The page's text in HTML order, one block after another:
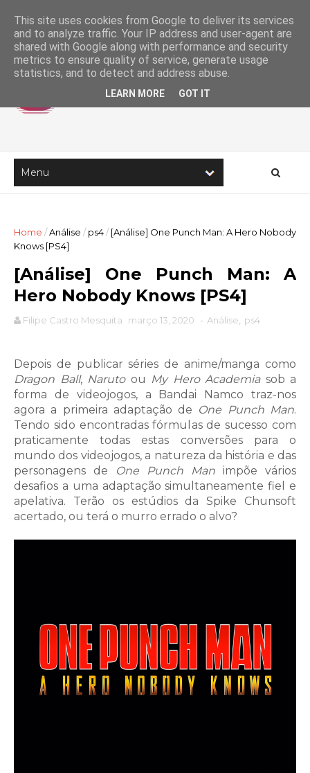
Home /Análise / ps4/ [Análise] One Punch Man: A Hero Nobody
Knows [PS4]
[Análise] One Punch Man: A
Hero Nobody Knows [PS4]
Filipe Castro Mesquita março 13, 2020 - Análise ps4
Depois de publicar séries de anime/manga como
Dragon Ball, Narutoou My Hero Academiasob a
forma de videojogos, a Bandai Namco traz-nos
agora a primeira adaptação de One Punch Man.
Tendo sido encontradas fórmulas de sucesso com
praticamente todas estas conversões para o
mundo dos videojogos, a natureza da história e das
personagens de
One Punch Man impõe vários
desafios a uma adaptação simultaneamente fiel e
apelativa. Terão os estúdios da Spike Chunsoft
acertado, ou terá o murro errado o alvo?
This site uses cookies from Google to deliver its services
and to analyze traffic. Your IP address and user-agent are
shared with Google along with performance and security
metrics to ensure quality of service, generate usage
statistics, and to detect and address abuse.
LEARN MORE GOT IT